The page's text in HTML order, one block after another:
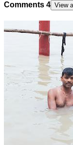
Comments 4 View